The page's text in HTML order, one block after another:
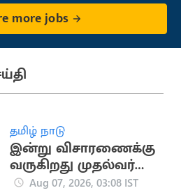
more jobs
தமிழ் நாடு
இன்று விசாரணைக்கு
வருகிறது முதல்வர்
விஜய் விவாகரத்து
Aug 07, 2026, 03:08 IST